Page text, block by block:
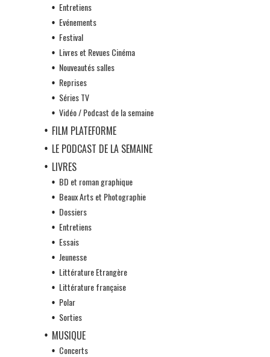
Entretiens
Evénements
Festival
Livres et Revues Cinéma
Nouveautés salles
Reprises
Séries TV
Vidéo / Podcast de la semaine
FILM PLATEFORME
LE PODCAST DE LA SEMAINE
LIVRES
BD et roman graphique
Beaux Arts et Photographie
Dossiers
Entretiens
Essais
Jeunesse
Littérature Etrangère
Littérature française
Polar
Sorties
MUSIQUE
Concerts